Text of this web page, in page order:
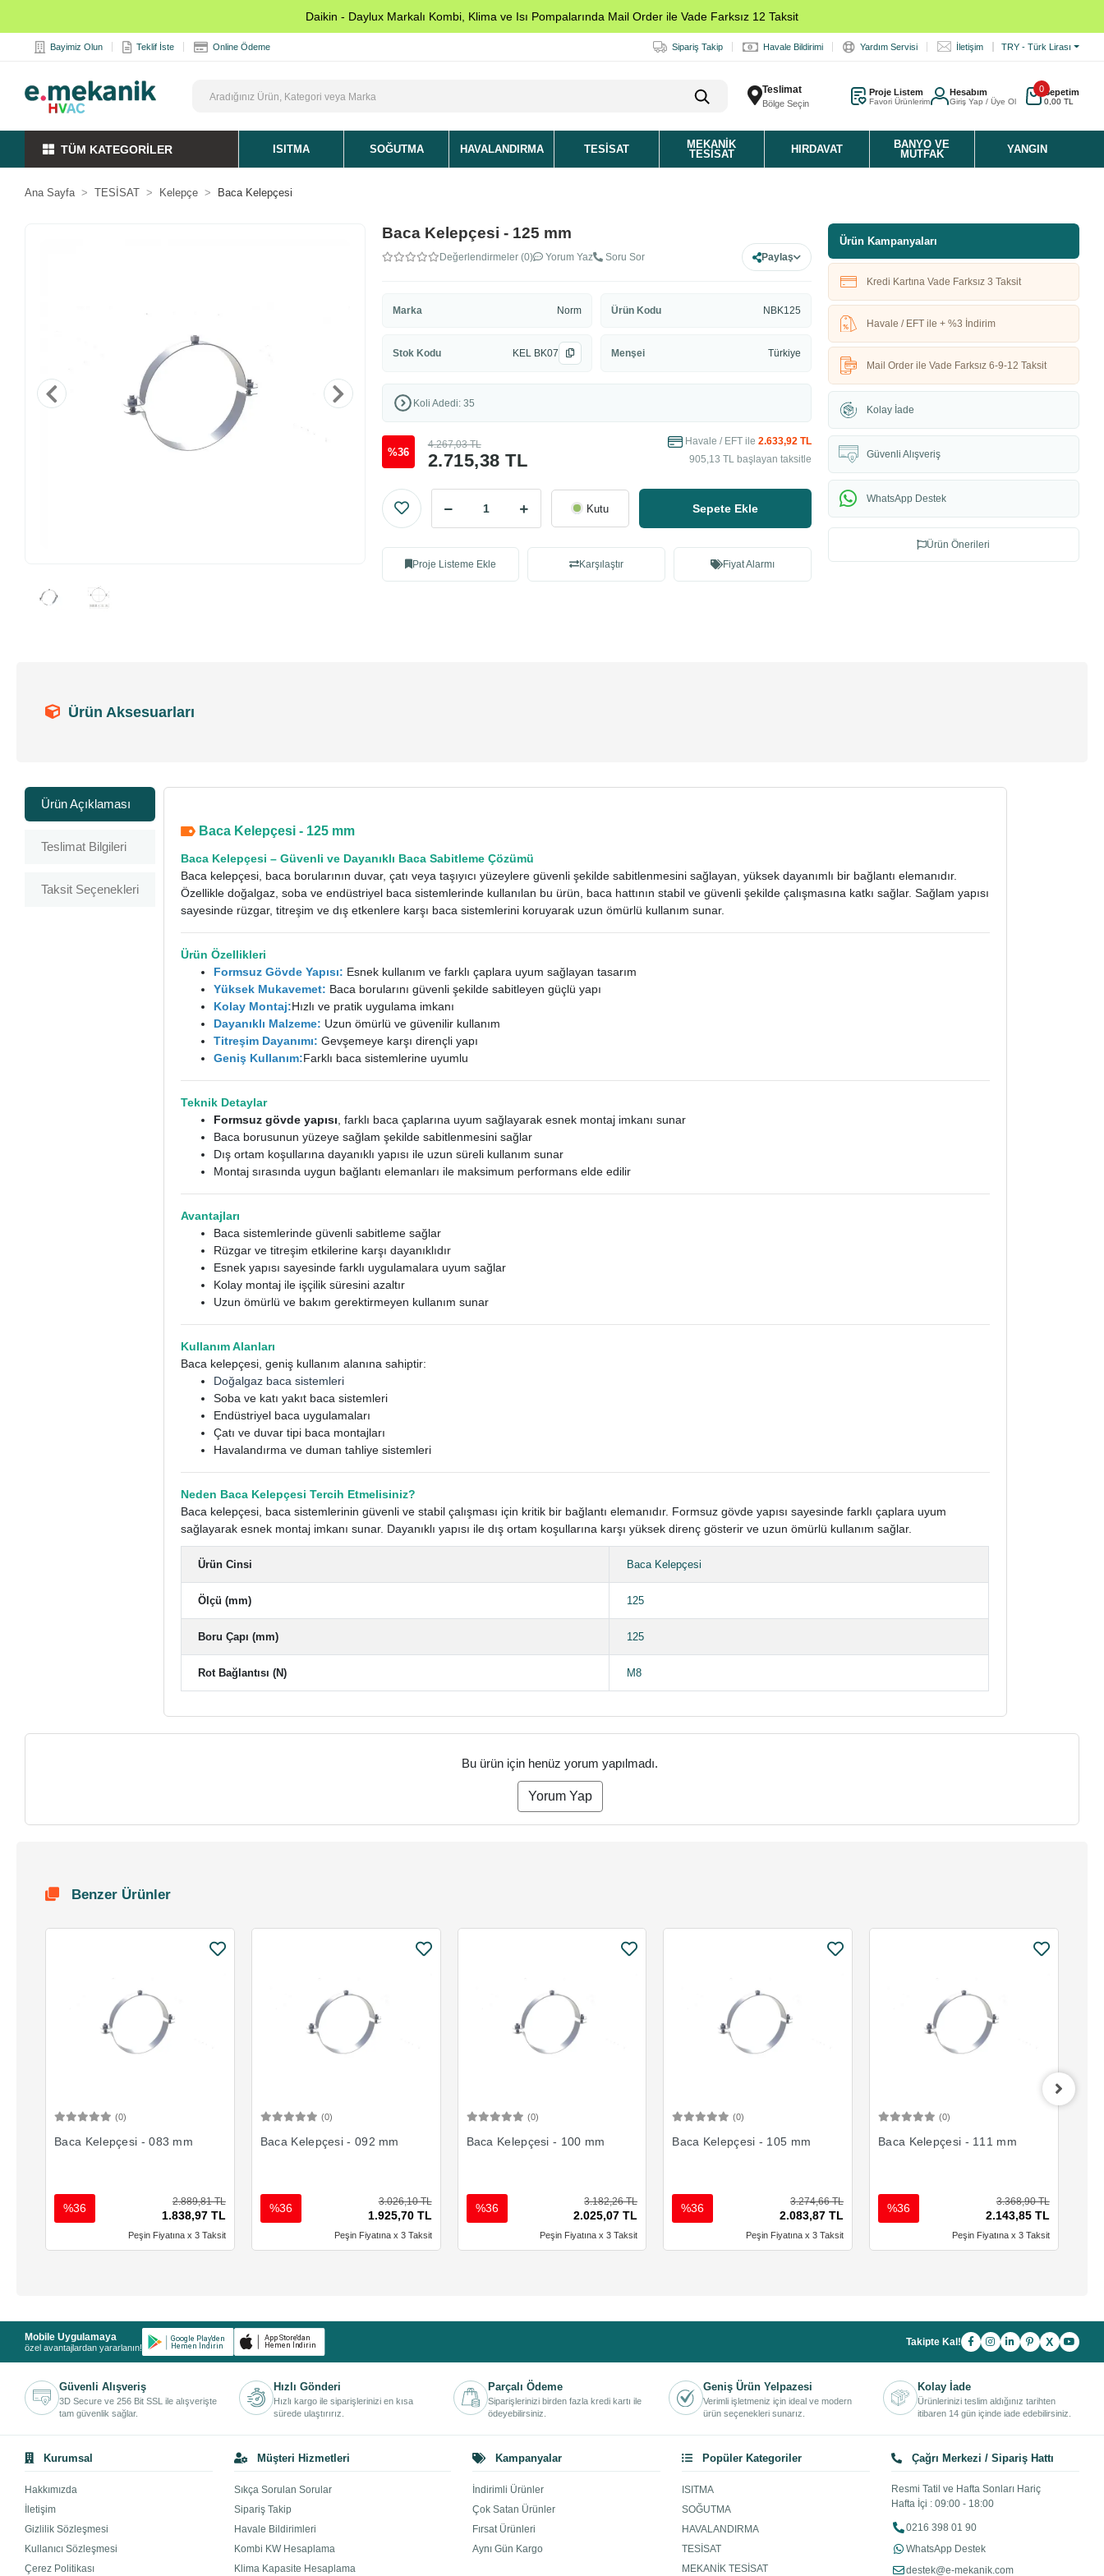
Daikin - Daylux Markalı Kombi, Klima ve Isı Pompalarında Mail Order ile Vade Farksız 12 Taksit
Bayimiz Olun Teklif İste Online Ödeme Sipariş Takip Havale Bildirimi Yardım Servisi İletişim TRY - Türk Lirası
Teslimat
Bölge Seçin
Proje Listem
Favori Ürünlerim
Hesabım
Giriş Yap / Üye Ol
0Sepetim
0,00 TL
TÜM KATEGORİLER ISITMA SOĞUTMA HAVALANDIRMA TESISAT
MEKANIK
TESISAT
HIRDAVAT
BANYO VE
MUTFAK
YANGIN
Ana Sayfa TESİSAT Kelepçe Baca Kelepçesi
Baca Kelepçesi - 125 mm
Değerlendirmeler (0) Yorum Yaz Soru Sor Paylaş
Marka Norm Ürün Kodu NBK125
Stok Kodu KEL BK07 Menşei Türkiye
Koli Adedi: 35
%36 2.715,38 TL
4.267,03 TL Havale / EFT ile 2.633,92 TL
905,13 TL başlayan taksitle
Kutu Sepete Ekle
Proje Listeme Ekle Karşılaştır Fiyat Alarmı
Ürün Kampanyaları
Kredi Kartına Vade Farksız 3 Taksit
Havale / EFT ile + %3 İndirim
Mail Order ile Vade Farksız 6-9-12 Taksit
Kolay İade
Güvenli Alışveriş
WhatsApp Destek
Ürün Önerileri
Ürün Aksesuarları
Ürün Açıklaması
Teslimat Bilgileri
Taksit Seçenekleri
Baca Kelepçesi - 125 mm
Baca Kelepçesi– Güvenli ve Dayanıklı Baca Sabitleme Çözümü
Baca kelepçesi, baca borularının duvar, çatı veya taşıyıcı yüzeylere güvenli şekilde sabitlenmesini sağlayan, yüksek dayanımlı bir bağlantı elemanıdır.
Özellikle doğalgaz, soba ve endüstriyel baca sistemlerinde kullanılan bu ürün, baca hattının stabil ve güvenli şekilde çalışmasına katkı sağlar.Sağlam yapısı
sayesinde rüzgar, titreşim ve dış etkenlere karşı baca sistemlerini koruyarak uzun ömürlü kullanım sunar.
Ürün Özellikleri
Formsuz Gövde Yapısı: Esnek kullanım ve farklı çaplara uyum sağlayan tasarım
Yüksek Mukavemet: Baca borularını güvenli şekilde sabitleyen güçlü yapı
Kolay Montaj:Hızlı ve pratik uygulama imkanı
Dayanıklı Malzeme: Uzun ömürlü ve güvenilir kullanım
Titreşim Dayanımı: Gevşemeye karşı dirençli yapı
Geniş Kullanım:Farklı baca sistemlerine uyumlu
Teknik Detaylar
Formsuz gövde yapısı , farklı baca çaplarına uyum sağlayarak esnek montaj imkanı sunar
Baca borusunun yüzeye sağlam şekilde sabitlenmesini sağlar
Dış ortam koşullarına dayanıklı yapısı ile uzun süreli kullanım sunar
Montaj sırasında uygun bağlantı elemanları ile maksimum performans elde edilir
Avantajları
Baca sistemlerinde güvenli sabitleme sağlar
Rüzgar ve titreşim etkilerine karşı dayanıklıdır
Esnek yapısı sayesinde farklı uygulamalara uyum sağlar
Kolay montaj ile işçilik süresini azaltır
Uzun ömürlü ve bakım gerektirmeyen kullanım sunar
Kullanım Alanları
Baca kelepçesi, geniş kullanım alanına sahiptir:
Doğalgaz baca sistemleri
Soba ve katı yakıt baca sistemleri
Endüstriyel baca uygulamaları
Çatı ve duvar tipi baca montajları
Havalandırma ve duman tahliye sistemleri
Neden Baca Kelepçesi Tercih Etmelisiniz?
Baca kelepçesi, baca sistemlerinin güvenli ve stabil çalışması için kritik bir bağlantı elemanıdır. Formsuz gövde yapısı sayesinde farklı çaplara uyum
sağlayarak esnek montaj imkanı sunar. Dayanıklı yapısı ile dış ortam koşullarına karşı yüksek direnç gösterir ve uzun ömürlü kullanım sağlar.
Ürün Cinsi Baca Kelepçesi
Ölçü (mm) 125
Boru Çapı (mm) 125
Rot Bağlantısı (N) M8
Bu ürün için henüz yorum yapılmadı.
Yorum Yap
Benzer Ürünler
(0)
Baca Kelepçesi - 083 mm
2.889,81 TL
1.838,97 TL
%36
Peşin Fiyatına x 3 Taksit
(0)
Baca Kelepçesi - 092 mm
3.026,10 TL
1.925,70 TL
%36
Peşin Fiyatına x 3 Taksit
(0)
Baca Kelepçesi - 100 mm
3.182,26 TL
2.025,07 TL
%36
Peşin Fiyatına x 3 Taksit
(0)
Baca Kelepçesi - 105 mm
3.274,66 TL
2.083,87 TL
%36
Peşin Fiyatına x 3 Taksit
(0)
Baca Kelepçesi - 111 mm
3.368,90 TL
2.143,85 TL
%36
Peşin Fiyatına x 3 Taksit
Mobile Uygulamaya
özel avantajlardan yararlanın! Takipte Kal! X
Güvenli Alışveriş
3D Secure ve 256 Bit SSL ile alışverişte
tam güvenlik sağlar.
Hızlı Gönderi
Hızlı kargo ile siparişlerinizi en kısa
sürede ulaştırırız.
Parçalı Ödeme
Siparişlerinizi birden fazla kredi kartı ile
ödeyebilirsiniz.
Geniş Ürün Yelpazesi
Verimli işletmeniz için ideal ve modern
ürün seçenekleri sunarız.
Kolay İade
Ürünlerinizi teslim aldığınız tarihten
itibaren 14 gün içinde iade edebilirsiniz.
Kurumsal
Hakkımızda
İletişim
Gizlilik Sözleşmesi
Kullanıcı Sözleşmesi
Çerez Politikası
Müşteri Hizmetleri
Sıkça Sorulan Sorular
Sipariş Takip
Havale Bildirimleri
Kombi KW Hesaplama
Klima Kapasite Hesaplama
Kampanyalar
İndirimli Ürünler
Çok Satan Ürünler
Fırsat Ürünleri
Aynı Gün Kargo
Popüler Kategoriler
ISITMA
SOĞUTMA
HAVALANDIRMA
TESİSAT
MEKANİK TESİSAT
Çağrı Merkezi / Sipariş Hattı
Resmi Tatil ve Hafta Sonları Hariç
Hafta İçi : 09:00 - 18:00
0216 398 01 90
WhatsApp Destek
destek@e-mekanik.com